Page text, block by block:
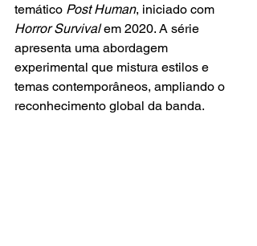
temático Post Human, iniciado com
Horror Survival em 2020. A série
apresenta uma abordagem
experimental que mistura estilos e
temas contemporâneos, ampliando o
reconhecimento global da banda.